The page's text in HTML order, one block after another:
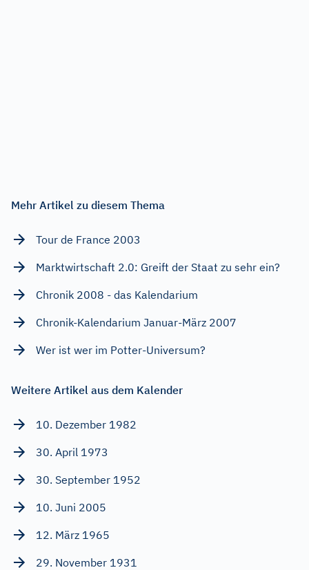
Mehr Artikel zu diesem Thema
Tour de France 2003
Marktwirtschaft 2.0: Greift der Staat zu sehr ein?
Chronik 2008 - das Kalendarium
Chronik-Kalendarium Januar-März 2007
Wer ist wer im Potter-Universum?
Weitere Artikel aus dem Kalender
10. Dezember 1982
30. April 1973
30. September 1952
10. Juni 2005
12. März 1965
29. November 1931